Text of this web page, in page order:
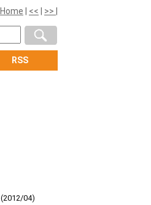
Home << >>
RSS
(2012/04)